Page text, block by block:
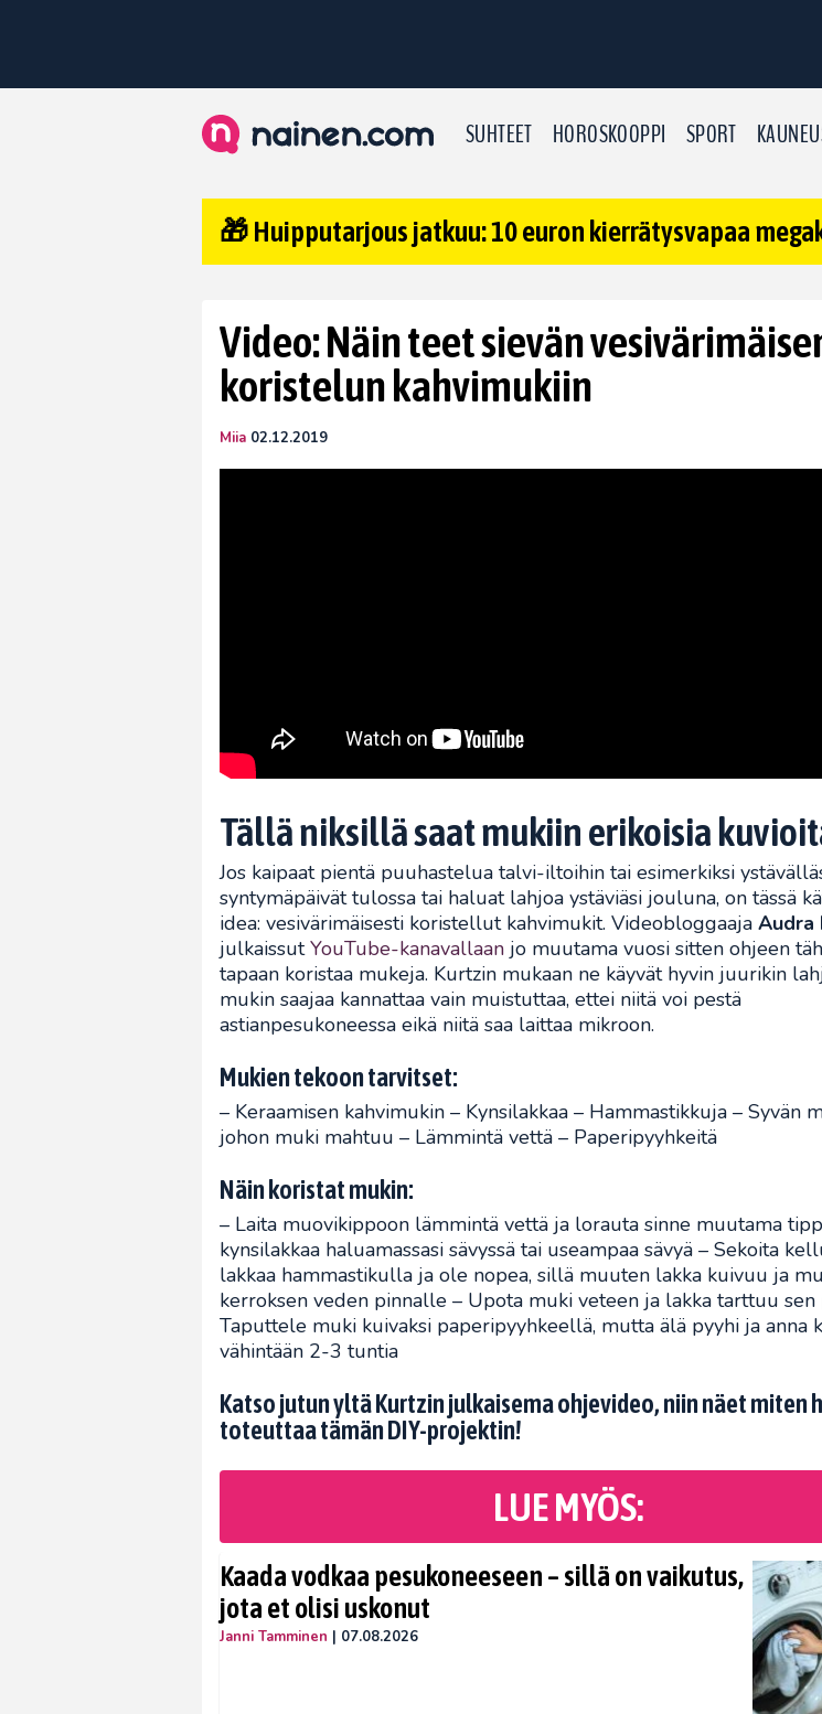
SUHTEET HOROSKOOPPI SPORT
🎁 Huipputarjous jatkuu: 10 euron kierrätysvapaa
Video: Näin teet sievän
koristelun kahvimukiin
Miia 02.12.2019
Tällä niksillä saat mukiin erikoisia
Jos kaipaat pientä puuhastelua talvi-iltoihin tai esimerkiksi
syntymäpäivät tulossa tai haluat lahjoa ystäviäsi jouluna, on tässä
idea: vesivärimäisesti koristellut kahvimukit. Videobloggaaja Audra
julkaissutYouTube-kanavallaan jo muutama vuosi sitten ohjeen
tapaan koristaa mukeja. Kurtzin mukaan ne käyvät hyvin juurikin
mukin saajaa kannattaa vain muistuttaa, ettei niitä voi pestä
astianpesukoneessa eikä niitä saa laittaa mikroon.
Mukien tekoon tarvitset:
– Keraamisen kahvimukin – Kynsilakkaa – Hammastikkuja – Syvän
johon muki mahtuu – Lämmintä vettä – Paperipyyhkeitä
Näin koristat mukin:
– Laita muovikippoon lämmintä vettä ja lorauta sinne muutama
kynsilakkaa haluamassasi sävyssä tai useampaa sävyä – Sekoita
lakkaa hammastikulla ja ole nopea, sillä muuten lakka kuivuu ja
kerroksen veden pinnalle – Upota muki veteen ja lakka tarttuu sen
Taputtele muki kuivaksi paperipyyhkeellä, mutta älä pyyhi ja anna
vähintään 2-3 tuntia
Katso jutun yltä Kurtzin julkaisema ohjevideo, niin näet miten
toteuttaa tämän DIY-projektin!
LUE MYÖS:
Kaada vodkaa pesukoneeseen – sillä on vaikutus,
jota et olisi uskonut
Janni Tamminen | 07.08.2026